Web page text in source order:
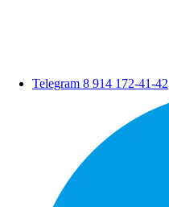
Telegram 8 914 172-41-42